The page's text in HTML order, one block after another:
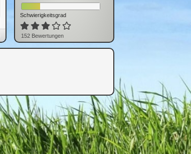
Schwierigkeitsgrad
152 Bewertungen